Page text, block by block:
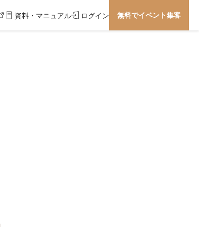
資料・マニュアル ログイン 無料でイベント集客